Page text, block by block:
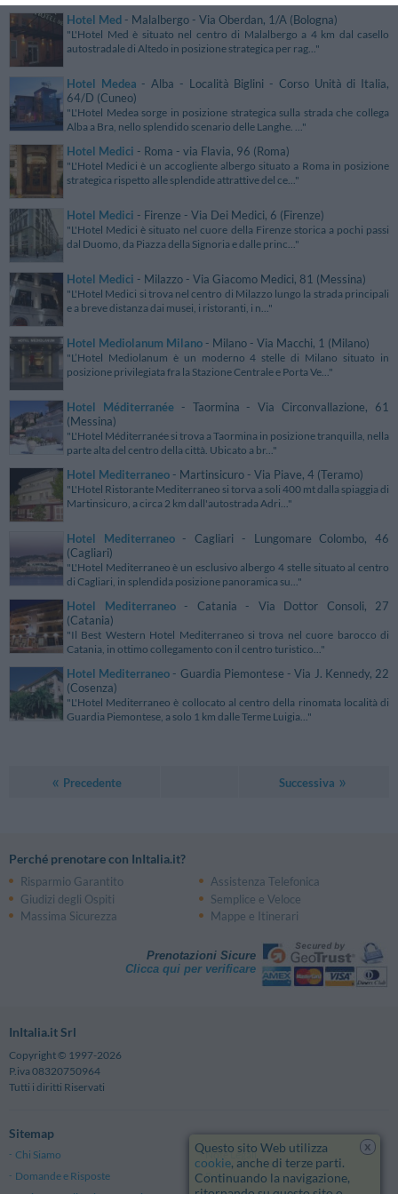
Hotel Med - Malalbergo - Via Oberdan, 1/A (Bologna)
"L'Hotel Med è situato nel centro di Malalbergo a 4 km dal casello
autostradale di Altedo in posizione strategica per rag..."
Hotel Medea - Alba - Località Biglini - Corso Unità di Italia,
64/D (Cuneo)
"L'Hotel Medea sorge in posizione strategica sulla strada che collega
Alba a Bra, nello splendido scenario delle Langhe. ..."
Hotel Medici - Roma - via Flavia, 96 (Roma)
"L'Hotel Medici è un accogliente albergo situato a Roma in posizione
strategica rispetto alle splendide attrattive del ce..."
Hotel Medici - Firenze - Via Dei Medici, 6 (Firenze)
"L'Hotel Medici è situato nel cuore della Firenze storica a pochi passi
dal Duomo, da Piazza della Signoria e dalle princ..."
Hotel Medici - Milazzo - Via Giacomo Medici, 81 (Messina)
"L'Hotel Medici si trova nel centro di Milazzo lungo la strada principali
e a breve distanza dai musei, i ristoranti, i n..."
Hotel Mediolanum Milano - Milano - Via Macchi, 1 (Milano)
"L’Hotel Mediolanum è un moderno 4 stelle di Milano situato in
posizione privilegiata fra la Stazione Centrale e Porta Ve..."
Hotel Méditerranée- Taormina - Via Circonvallazione, 61
(Messina)
"L'Hotel Méditerranée si trova a Taormina in posizione tranquilla, nella
parte alta del centro della città. Ubicato a br..."
Hotel Mediterraneo - Martinsicuro - Via Piave, 4 (Teramo)
"L'Hotel Ristorante Mediterraneo si torva a soli 400 mt dalla spiaggia di
Martinsicuro, a circa 2 km dall'autostrada Adri..."
Hotel Mediterraneo- Cagliari - Lungomare Colombo, 46
(Cagliari)
"L'Hotel Mediterraneo è un esclusivo albergo 4 stelle situato al centro
di Cagliari, in splendida posizione panoramica su..."
Hotel Mediterraneo- Catania - Via Dottor Consoli, 27
(Catania)
"Il Best Western Hotel Mediterraneo si trova nel cuore barocco di
Catania, in ottimo collegamento con il centro turistico..."
Hotel Mediterraneo - Guardia Piemontese - Via J. Kennedy, 22
(Cosenza)
"L'Hotel Mediterraneo è collocato al centro della rinomata località di
Guardia Piemontese, a solo 1 km dalle Terme Luigia..."
Precedente Successiva
Perché prenotare con InItalia.it?
Risparmio Garantito
Assistenza Telefonica
Giudizi degli Ospiti
Semplice e Veloce
Massima Sicurezza
Mappe e Itinerari
Prenotazioni Sicure
Clicca qui per verificare
InItalia.it Srl
Copyright © 1997-2026
P.iva 08320750964
Tutti i diritti Riservati
Sitemap
Chi Siamo
Note Legali
Domande e Risposte
Privacy
x
Questo sito Web utilizza
cookie, anche di terze parti.
Continuando la navigazione,